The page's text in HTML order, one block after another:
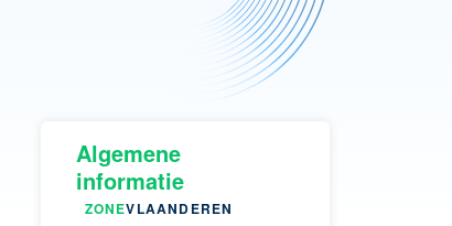
Algemene
informatie
ZONEVLAANDEREN